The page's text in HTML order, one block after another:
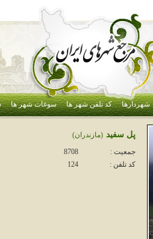
شهردارها کد تلفن شهر ها سوغات شهر ها
پل سفيد (مازندران)
جمعیت :
8708
کد تلفن :
124